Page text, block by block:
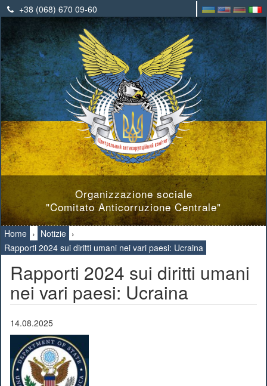
+38 (068) 670 09-60
Organizzazione sociale
"Comitato Anticorruzione Centrale"
Home › Notizie ›
Rapporti 2024 sui diritti umani nei vari paesi: Ucraina
Rapporti 2024 sui diritti umani
nei vari paesi: Ucraina
14.08.2025